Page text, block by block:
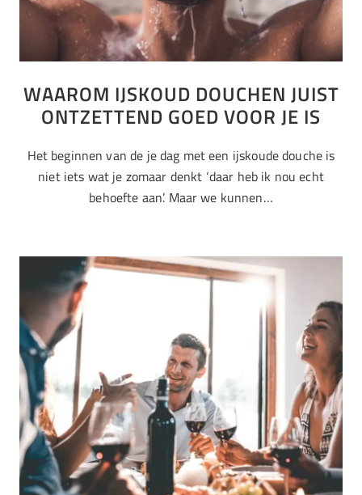
WAAROM IJSKOUD DOUCHEN JUIST
ONTZETTEND GOED VOOR JE IS
Het beginnen van de je dag met een ijskoude douche is
niet iets wat je zomaar denkt ‘daar heb ik nou echt
behoefte aan’. Maar we kunnen…